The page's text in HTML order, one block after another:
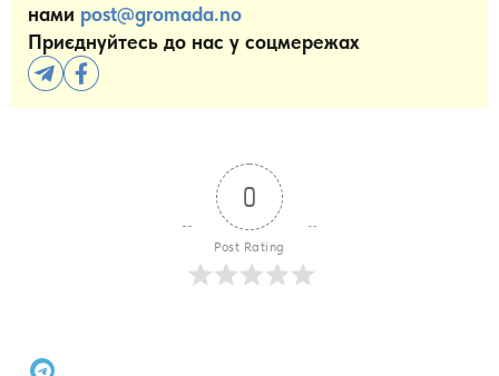
нами post@gromada.no
Приєднуйтесь до нас у соцмережах
0
Post Rating